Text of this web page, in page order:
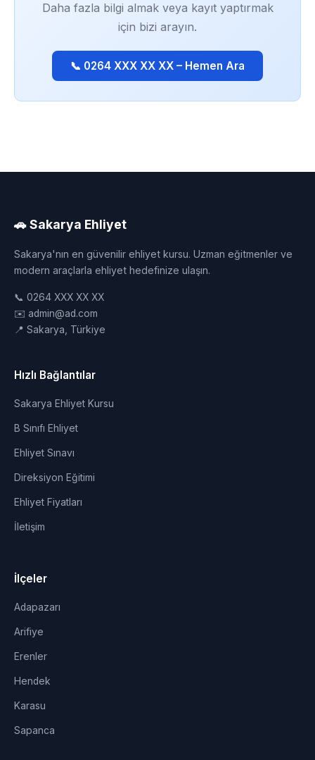
Daha fazla bilgi almak veya kayıt yaptırmak
için bizi arayın.
📞 0264 XXX XX XX – Hemen Ara
🚗 Sakarya Ehliyet
Sakarya'nın en güvenilir ehliyet kursu. Uzman eğitmenler ve
modern araçlarla ehliyet hedefinize ulaşın.
📞 0264 XXX XX XX
✉️ admin@ad.com
📍 Sakarya, Türkiye
Hızlı Bağlantılar
Sakarya Ehliyet Kursu
B Sınıfı Ehliyet
Ehliyet Sınavı
Direksiyon Eğitimi
Ehliyet Fiyatları
İletişim
İlçeler
Adapazarı
Arifiye
Erenler
Hendek
Karasu
Sapanca